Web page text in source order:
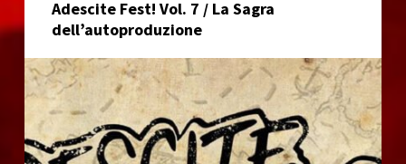
Adescite Fest! Vol. 7 / La Sagra
dell’autoproduzione